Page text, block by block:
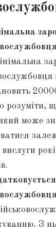
розуміти,
може
З